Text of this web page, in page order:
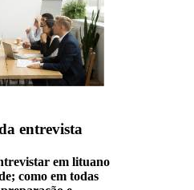
entrevista
em lituano
como em todas